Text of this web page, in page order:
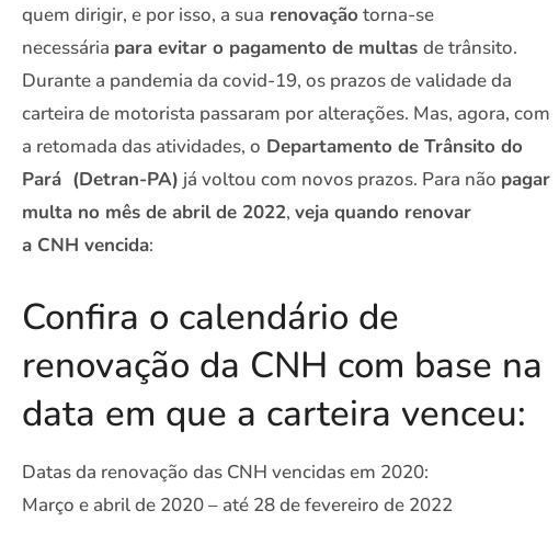
quem dirigir, e por isso, a sua renovação torna-se
necessária para evitar o pagamento de multas de trânsito.
Durante a pandemia da covid-19, os prazos de validade da
carteira de motorista passaram por alterações. Mas, agora, com
a retomada das atividades, o Departamento de Trânsito do
Pará (Detran-PA) já voltou com novos prazos. Para não pagar
multa no mês de abril de 2022, veja quando renovar
a CNH vencida:
Confira o calendário de
renovação da CNH com base na
data em que a carteira venceu:
Datas da renovação das CNH vencidas em 2020:
Março e abril de 2020 – até 28 de fevereiro de 2022